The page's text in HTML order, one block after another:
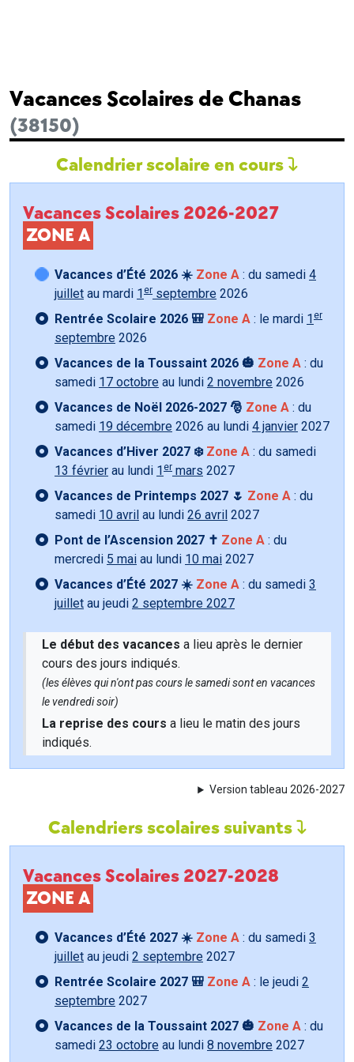
Vacances Scolaires de Chanas
(38150)
Calendrier scolaire en cours
Vacances Scolaires 2026-2027
ZONE A
Vacances d’Été 2026 ☀️ Zone A : du samedi 4
juillet au mardi 1 er septembre 2026
Rentrée Scolaire 2026 🎒 Zone A : le mardi 1 er
septembre 2026
Vacances de la Toussaint 2026 🎃 Zone A : du
samedi 17 octobre au lundi 2 novembre 2026
Vacances de Noël 2026-2027 🎅 Zone A : du
samedi 19 décembre 2026 au lundi 4 janvier 2027
Vacances d’Hiver 2027 ❄️ Zone A : du samedi
13 février au lundi 1 er mars 2027
Vacances de Printemps 2027 🌷 Zone A : du
samedi 10 avril au lundi 26 avril 2027
Pont de l’Ascension 2027 ✝️ Zone A : du
mercredi 5 mai au lundi 10 mai 2027
Vacances d’Été 2027 ☀️ Zone A : du samedi 3
juillet au jeudi 2 septembre 2027
Le début des vacances a lieu après le dernier
cours des jours indiqués.
(les élèves qui n'ont pas cours le samedi sont en vacances
le vendredi soir)
La reprise des cours a lieu le matin des jours
indiqués.
Version tableau 2026-2027
Calendriers scolaires suivants
Vacances Scolaires 2027-2028
ZONE A
Vacances d’Été 2027 ☀️ Zone A : du samedi 3
juillet au jeudi 2 septembre 2027
Rentrée Scolaire 2027 🎒 Zone A : le jeudi 2
septembre 2027
Vacances de la Toussaint 2027 🎃 Zone A : du
samedi 23 octobre au lundi 8 novembre 2027